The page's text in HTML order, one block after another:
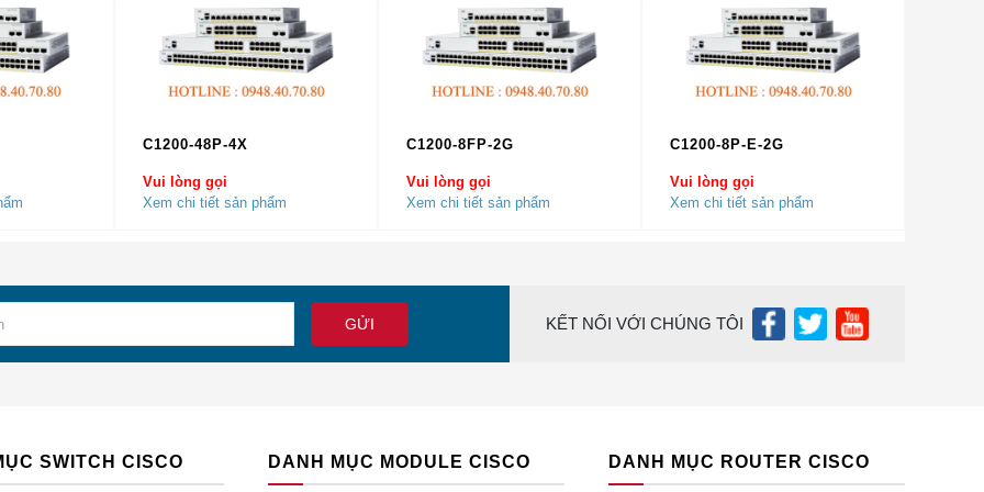
–**
10,000 (32,821 ft)
Tại Hà Nội và TP Hồ Chí Minh ( Sài Gòn )
Module Cisco chính hãnghàng đầu tại Việt Nam. Ngoài ra,
C1200-48P-4X
Vui lòng gọi
Xem chi tiết sản phẩm
C1200-8FP-2G
Vui lòng gọi
Xem chi tiết sản phẩm
C1200-8P-E-2G
Vui lòng gọi
Xem chi tiết sản phẩm
KẾT NỐI VỚI CHÚNG TÔI
SWITCH CISCO DANH MỤC MODULE CISCO DANH MỤC ROUTER CISCO